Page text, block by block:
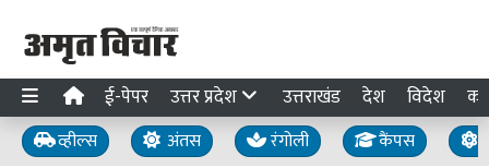
ई-पेपर उत्तर प्रदेश उत्तराखंड देश विदेश
व्हील्स अंतस रंगोली कैंपस